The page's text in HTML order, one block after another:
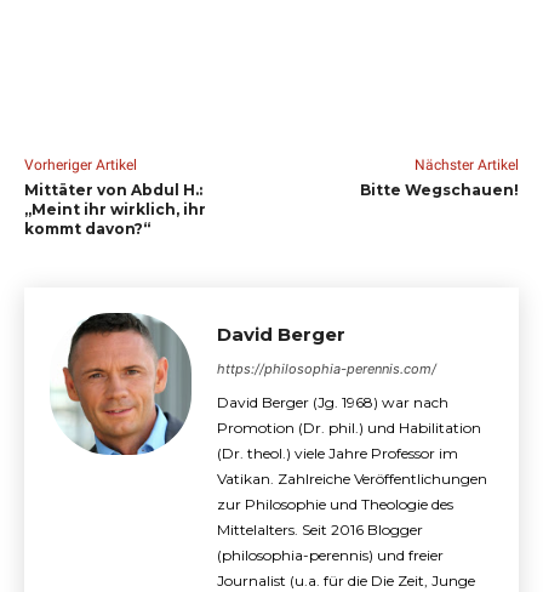
Vorheriger Artikel
Mittäter von Abdul H.:
„Meint ihr wirklich, ihr
kommt davon?“
Nächster Artikel
Bitte Wegschauen!
David Berger
https://philosophia-perennis.com/
David Berger (Jg. 1968) war nach
Promotion (Dr. phil.) und Habilitation
(Dr. theol.) viele Jahre Professor im
Vatikan. Zahlreiche Veröffentlichungen
zur Philosophie und Theologie des
Mittelalters. Seit 2016 Blogger
(philosophia-perennis) und freier
Journalist (u.a. für die Die Zeit, Junge